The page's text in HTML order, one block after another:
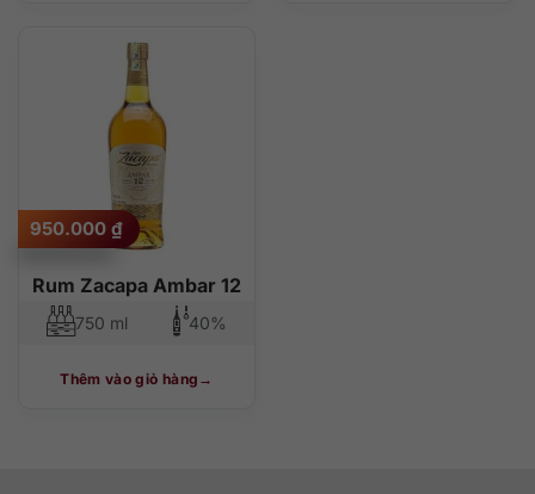
Rum Zacapa Ambar 12
950.000 ₫
750 ml 40%
Thêm vào giỏ hàng